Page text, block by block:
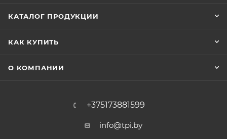
КАТАЛОГ ПРОДУКЦИИ
КАК КУПИТЬ
О КОМПАНИИ
+375173881599
info@tpi.by